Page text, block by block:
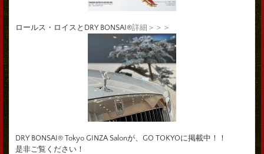
ロールス・ロイスとDRY BONSAI®詳細＞＞＞
DRY BONSAI® Tokyo GINZA Salonが、GO TOKYOに掲載中！！
是非ご覧ください！